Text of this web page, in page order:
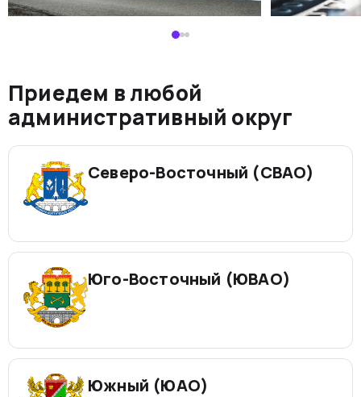
Приедем в любой
административный округ
Северо-Восточный (СВАО)
Юго-Восточный (ЮВАО)
Южный (ЮАО)